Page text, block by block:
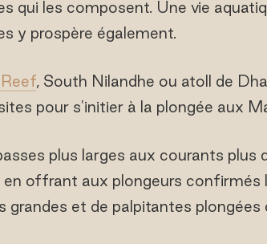
qui les composent. Une vie
y prospère également.
, South Nilandhe ou atoll de
pour s'initier à la plongée aux
plus larges aux courants plus
offrant aux plongeurs confirmés
grandes et de palpitantes plongées